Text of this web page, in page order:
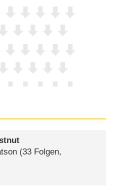
(33 Folgen,